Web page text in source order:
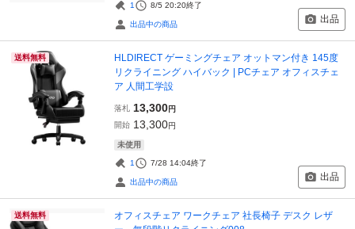
1 8/5 20:20終了
出品中の商品 出品
送料無料
HLDIRECT ゲーミングチェア オットマン付き 145度
リクライニング ハイバック | PCチェア オフィスチェ
ア 人間工学設
落札 13,300円
開始 13,300円
未使用
1 7/28 14:04終了
出品中の商品 出品
送料無料
オフィスチェア ワークチェア 社長椅子 デスク レザ